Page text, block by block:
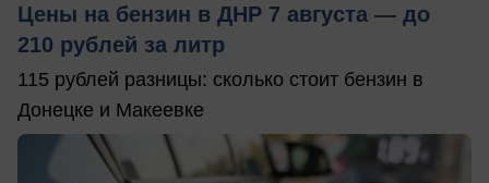
Цены на бензин в ДНР 7 августа — до
210 рублей за литр
115 рублей разницы: сколько стоит бензин в
Донецке и Макеевке